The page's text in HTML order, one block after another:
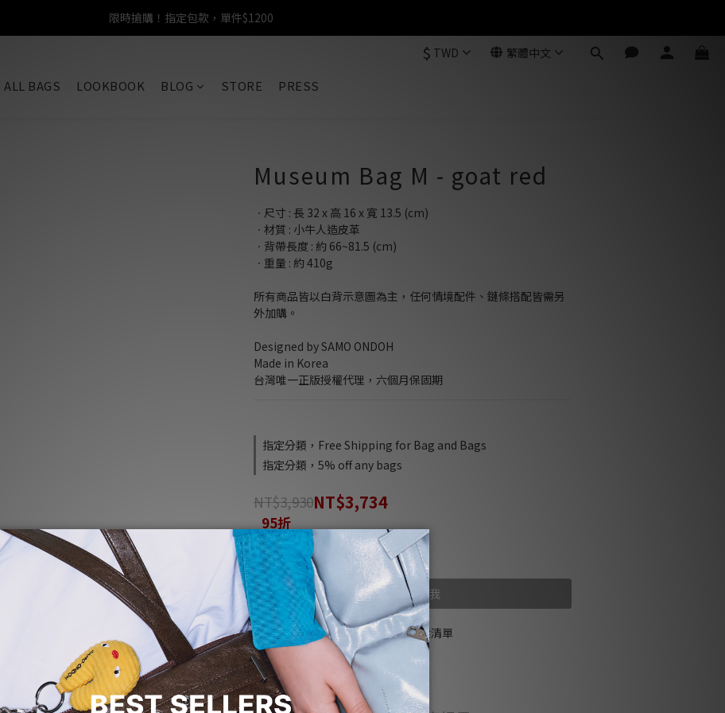
任選包款，即享免運
限時搶購！指定包款，單件$1200
$ TWD 繁體中文
ALL BAGS LOOKBOOK BLOG STORE PRESS
Museum Bag M - goat red
ㆍ尺寸 : 長 32 x 高 16 x 寬 13.5 (cm)
ㆍ材質 : 小牛人造皮革
ㆍ背帶長度 : 約 66~81.5 (cm)
ㆍ重量 : 約 410g
所有商品皆以白背示意圖為主，任何情境配件、鏈條搭配皆需另
外加購。
Designed by SAMO ONDOH
Made in Korea
台灣唯一正版授權代理，六個月保固期
指定分類，Free Shipping for Bag and Bags
指定分類，5% off any bags
NT$3,930NT$3,734
95折
售完
貨到通知我
加入追蹤清單